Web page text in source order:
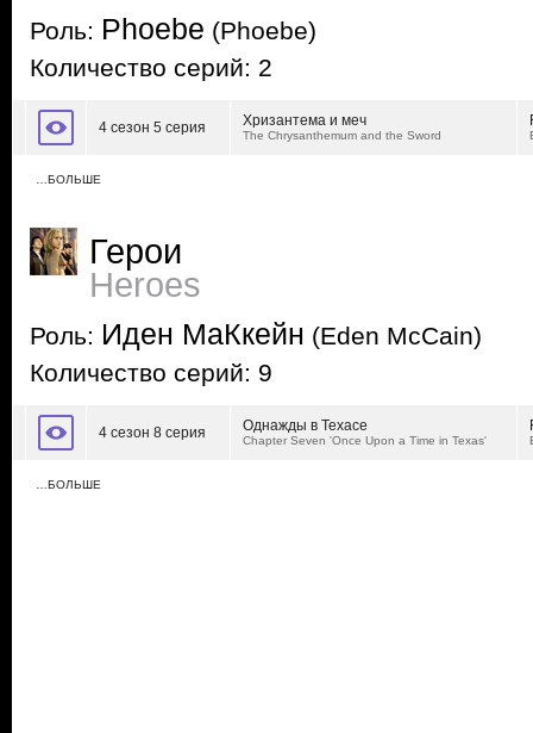
Роль: Phoebe (Phoebe)
Количество серий: 2
4 сезон 5 серия Хризантема и меч
The Chrysanthemum and the Sword
…БОЛЬШЕ
Герои
Heroes
Роль: Иден МаКкейн (Eden McCain)
Количество серий: 9
4 сезон 8 серия Однажды в Техасе
Chapter Seven 'Once Upon a Time in Texas'
…БОЛЬШЕ